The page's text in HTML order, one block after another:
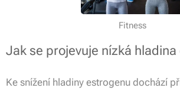
Fitness
Jak se projevuje nízká
Ke snížení hladiny estrogenu dochází